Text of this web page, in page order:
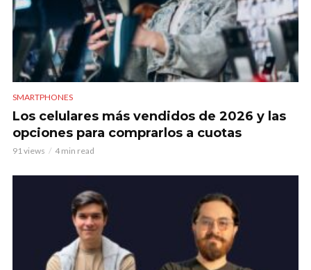
SMARTPHONES
Los celulares más vendidos de 2026 y las
opciones para comprarlos a cuotas
91 views 4 min read